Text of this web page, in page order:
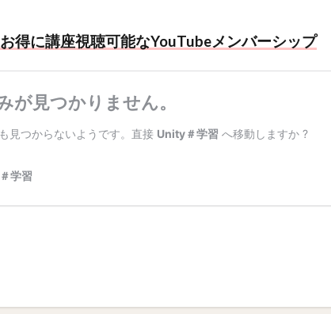
お得に講座視聴可能なYouTubeメンバーシップ